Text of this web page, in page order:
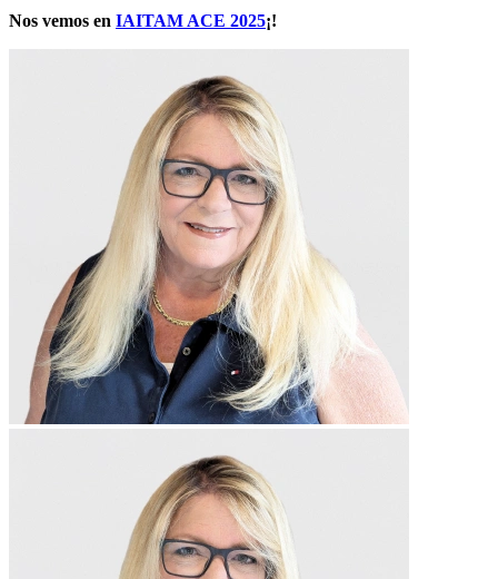
Nos vemos en IAITAM ACE 2025¡!